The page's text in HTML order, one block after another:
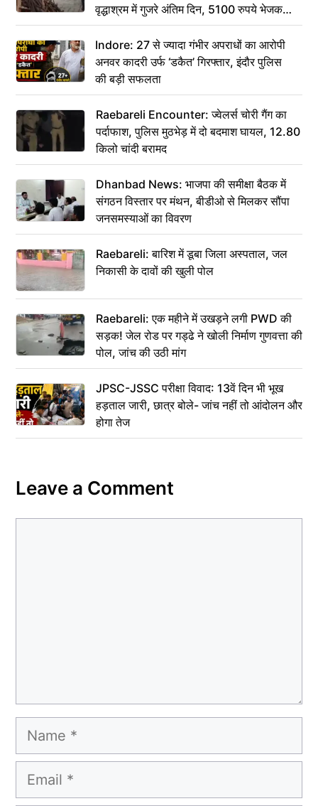
वृद्धाश्रम में गुजरे अंतिम दिन, 5100 रुपये भेजकर
कहा– अंतिम संस्कार कर दीजिए हम नहीं आ पाएंगे
Indore: 27 से ज्यादा गंभीर अपराधों का आरोपी
अनवर कादरी उर्फ ‘डकैत’ गिरफ्तार, इंदौर पुलिस
की बड़ी सफलता
Raebareli Encounter: ज्वेलर्स चोरी गैंग का
पर्दाफाश, पुलिस मुठभेड़ में दो बदमाश घायल, 12.80
किलो चांदी बरामद
Dhanbad News: भाजपा की समीक्षा बैठक में
संगठन विस्तार पर मंथन, बीडीओ से मिलकर सौंपा
जनसमस्याओं का विवरण
Raebareli: बारिश में डूबा जिला अस्पताल, जल
निकासी के दावों की खुली पोल
Raebareli: एक महीने में उखड़ने लगी PWD की
सड़क! जेल रोड पर गड्ढे ने खोली निर्माण गुणवत्ता की
पोल, जांच की उठी मांग
JPSC-JSSC परीक्षा विवाद: 13वें दिन भी भूख
हड़ताल जारी, छात्र बोले- जांच नहीं तो आंदोलन और
होगा तेज
Leave a Comment
Name
Email